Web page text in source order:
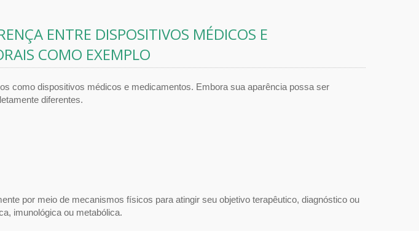
ENTRE DISPOSITIVOS MÉDICOS E
COMO EXEMPLO
como dispositivos médicos e medicamentos. Embora sua aparência possa ser
diferentes.
por meio de mecanismos físicos para atingir seu objetivo terapêutico, diagnóstico ou
imunológica ou metabólica.